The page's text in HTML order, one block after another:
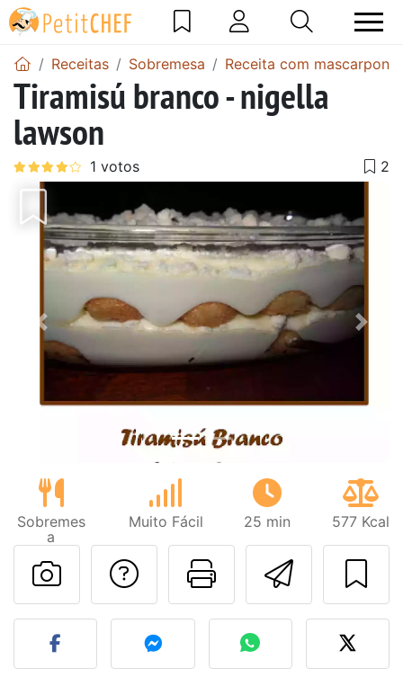
Receitas Sobremesa Receita com mascarpone
Tiramisú branco - nigella
lawson
Anterior Next
Sobremes
a
Muito Fácil 25 min 577 Kcal
Imprima
Falar com o autor
Fez esta receita?